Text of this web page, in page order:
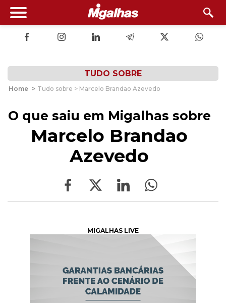
TUDO SOBRE
Home > Tudo sobre > Marcelo Brandao Azevedo
O que saiu em Migalhas sobre
Marcelo Brandao
Azevedo
MIGALHAS LIVE